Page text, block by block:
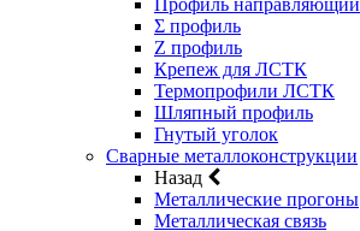
Профиль направляющий
Σ профиль
Z профиль
Крепеж для ЛСТК
Термопрофили ЛСТК
Шляпный профиль
Гнутый уголок
Сварные металлоконструкции
Назад
Металлические прогоны
Металлическая связь